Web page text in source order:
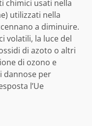
chimici usati nella
utilizzati nella
a diminuire.
volatili, la luce del
di azoto o altri
di ozono e
dannose per
l’Ue